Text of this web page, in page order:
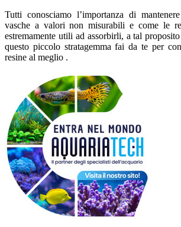
Tutti conosciamo l’importanza di
vasche a valori non misurabili e come le
estremamente utili ad assorbirli, a tal
questo piccolo stratagemma fai da te per
resine al meglio .